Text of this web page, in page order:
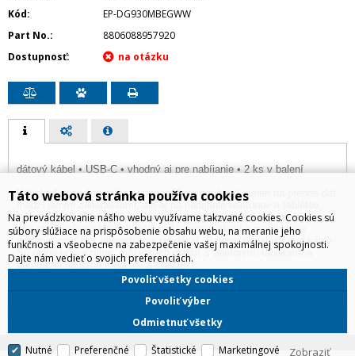
Kód
EP-DG930MBEGWW
Part No.
8806088957920
Dostupnosť
dátový kábel • USB-C • vhodný aj pre nabíjanie • 2 ks v balení
Kábel od spoločnosti Samsung môžete používať nielen na prenos dát
medzi dvomi zariadeniami, ale aj na nabíjanie telefónov a tabletov.
Kábel s USB-C konektorom podporuje rýchly prenos energie aj dát,
aby ste bleskurýchlo dokončili požadovanú akciu a mohli svoje
prístroje opäť bez obmedzenia používať. Balenie obsahuje dva káble.
Sú úplne univerzálne, môžete ich použiť s telefónmi, tabletami a
počítačmi rôznych modelov a značiek.
Táto webová stránka používa cookies
Na prevádzkovanie nášho webu využívame takzvané cookies. Cookies sú
súbory slúžiace na prispôsobenie obsahu webu, na meranie jeho
funkčnosti a všeobecne na zabezpečenie vašej maximálnej spokojnosti.
Dajte nám vedieť o svojich preferenciách.
Odmietnuť všetky
Povoliť výber
Povoliť všetky cookies
Nutné Preferenčné Štatistické Marketingové Zobraziť